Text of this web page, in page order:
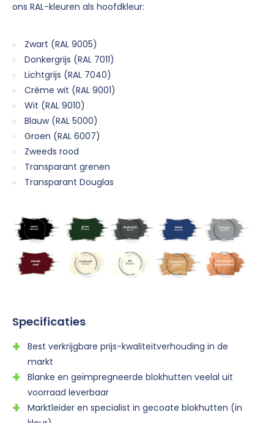
ons RAL-kleuren als hoofdkleur:
Zwart (RAL 9005)
Donkergrijs (RAL 7011)
Lichtgrijs (RAL 7040)
Crème wit (RAL 9001)
Wit (RAL 9010)
Blauw (RAL 5000)
Groen (RAL 6007)
Zweeds rood
Transparant grenen
Transparant Douglas
Specificaties
Best verkrijgbare prijs-kwaliteitverhouding in de
markt
Blanke en geïmpregneerde blokhutten veelal uit
voorraad leverbaar
Marktleider en specialist in gecoate blokhutten (in